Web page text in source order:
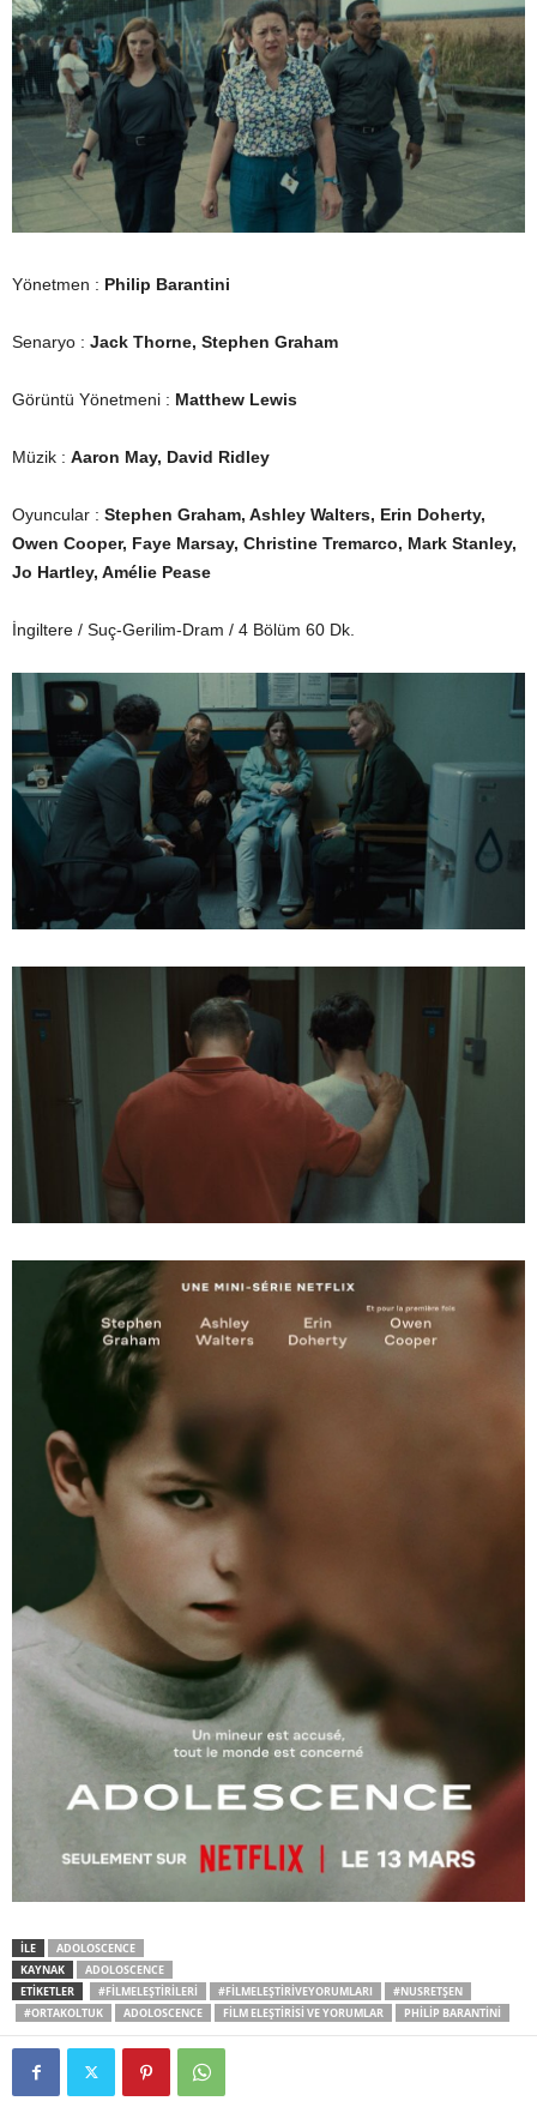
Yönetmen : Philip Barantini
Senaryo : Jack Thorne, Stephen Graham
Görüntü Yönetmeni : Matthew Lewis
Müzik : Aaron May, David Ridley
Oyuncular : Stephen Graham, Ashley Walters, Erin Doherty,
Owen Cooper, Faye Marsay, Christine Tremarco, Mark Stanley,
Jo Hartley, Amélie Pease
İngiltere / Suç-Gerilim-Dram / 4 Bölüm 60 Dk.
İLE
ADOLOSCENCE
KAYNAK
ADOLOSCENCE
ETİKETLER
#FILMELEŞTIRILERI #FILMELEŞTIRIVEYORUMLARI
#NUSRETŞEN
#ORTAKOLTUK
ADOLOSCENCE FILM ELEŞTIRISI VE YORUMLAR PHILIP BARANTINI